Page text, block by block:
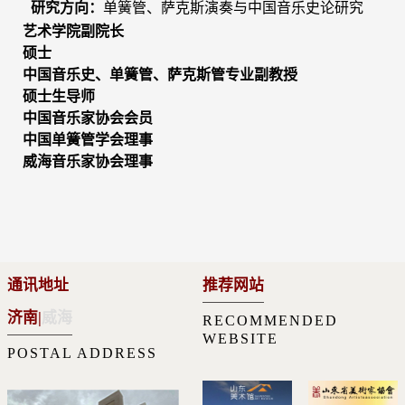
研究方向： 单簧管、萨克斯演奏与中国音乐史论研究
艺术学院副院长
硕士
中国音乐史、单簧管、萨克斯管专业副教授
硕士生导师
中国音乐家协会会员
中国单簧管学会理事
威海音乐家协会理事
通讯地址
济南|
POSTAL ADDRESS
推荐网站
RECOMMENDED
WEBSITE